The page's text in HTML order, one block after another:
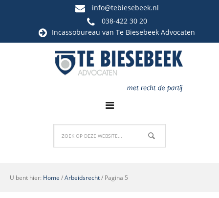
info@tebiesebeek.nl
038-422 30 20
Incassobureau van Te Biesebeek Advocaten
U bent hier: Home /Arbeidsrecht/ Pagina 5